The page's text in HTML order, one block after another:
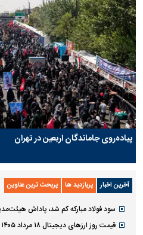
پیاده‌روی جاماندگان اربعین در تهران
آخرین اخبار پربازدید ها پربحث ترین عناوین
سود فولاد مبارکه کم شد، پاداش
قیمت روز ارز‌های دیجیتال ۱۸ مرداد ۱۴۰۵